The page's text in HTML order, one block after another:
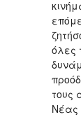
όλες
τους
Νέας